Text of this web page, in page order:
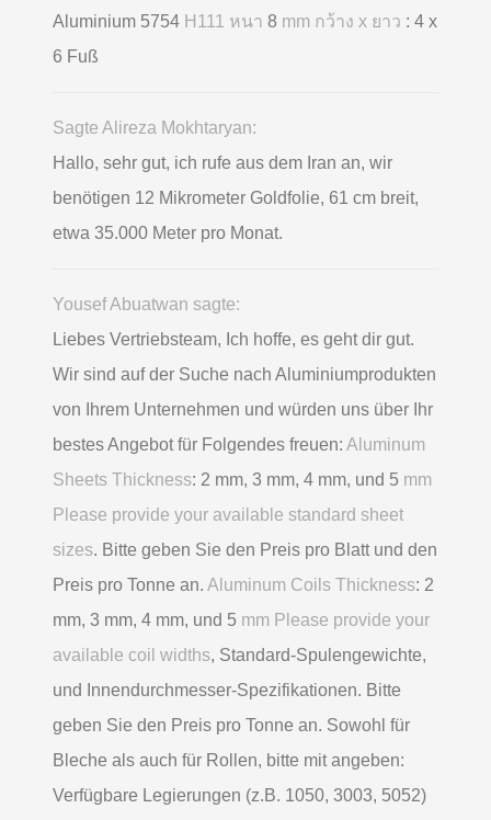
Aluminium 5754 H111 หนา 8 mm กว้าง x ยาว : 4 x
6 Fuß
Sagte Alireza Mokhtaryan:
Hallo, sehr gut, ich rufe aus dem Iran an, wir
benötigen 12 Mikrometer Goldfolie, 61 cm breit,
etwa 35.000 Meter pro Monat.
Yousef Abuatwan sagte:
Liebes Vertriebsteam, Ich hoffe, es geht dir gut.
Wir sind auf der Suche nach Aluminiumprodukten
von Ihrem Unternehmen und würden uns über Ihr
bestes Angebot für Folgendes freuen: Aluminum
Sheets Thickness: 2 mm, 3 mm, 4 mm, und 5 mm
Please provide your available standard sheet
sizes. Bitte geben Sie den Preis pro Blatt und den
Preis pro Tonne an. Aluminum Coils Thickness: 2
mm, 3 mm, 4 mm, und 5 mm Please provide your
available coil widths, Standard-Spulengewichte,
und Innendurchmesser-Spezifikationen. Bitte
geben Sie den Preis pro Tonne an. Sowohl für
Bleche als auch für Rollen, bitte mit angeben:
Verfügbare Legierungen (z.B. 1050, 3003, 5052)